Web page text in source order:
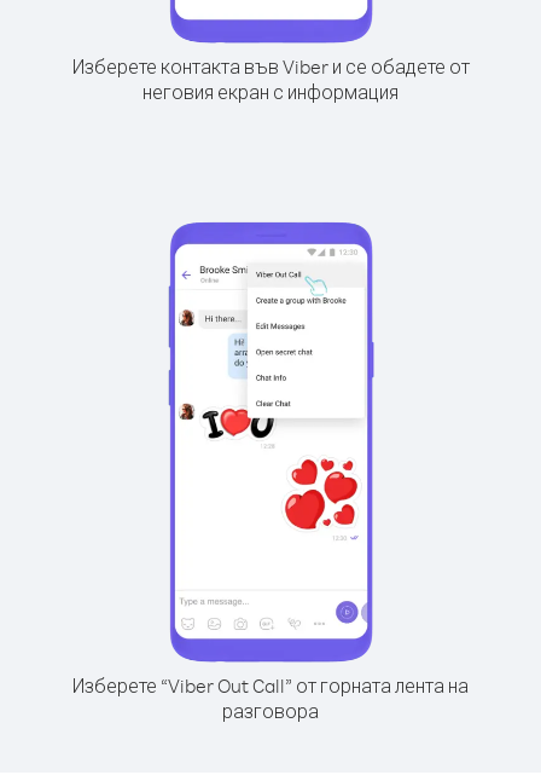
Изберете контакта във Viber и се обадете от
неговия екран с информация
Изберете “Viber Out Call” от горната лента на
разговора